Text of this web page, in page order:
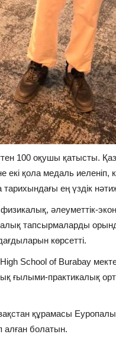
100 оқушы қатысты.
екі қола медаль
ең үздік
әлеуметтік-
тапсырмаларды
көрсетті.
School of Burabay
ғылыми-практикалық
құрамасы
алған болатын.
кешені
дамытуға үлес